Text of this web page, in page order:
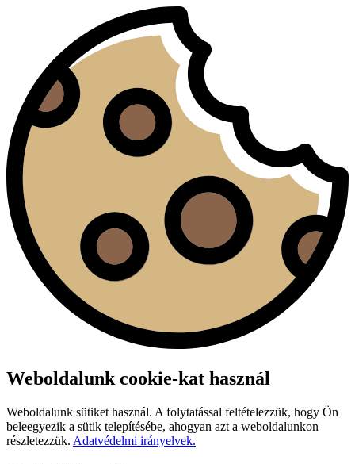
Weboldalunk cookie-kat használ
Weboldalunk sütiket használ. A folytatással feltételezzük, hogy Ön
beleegyezik a sütik telepítésébe, ahogyan azt a weboldalunkon
részletezzük. Adatvédelmi irányelvek.